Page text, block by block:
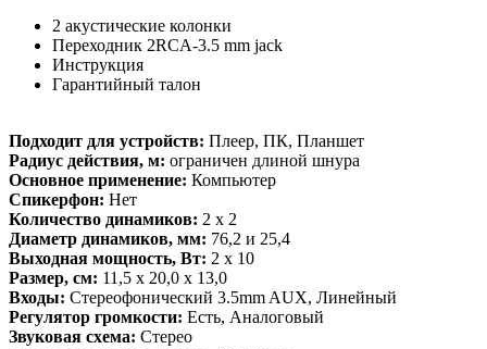
2 акустические колонки
Переходник 2RCA-3.5 mm jack
Инструкция
Гарантийный талон
Подходит для устройств: Плеер, ПК, Планшет
Радиус действия, м: ограничен длиной шнура
Основное применение: Компьютер
Спикерфон: Нет
Количество динамиков: 2 x 2
Диаметр динамиков, мм: 76,2 и 25,4
Выходная мощность, Вт: 2 x 10
Размер, см: 11,5 х 20,0 х 13,0
Входы: Стереофонический 3.5mm AUX, Линейный
Регулятор громкости: Есть, Аналоговый
Звуковая схема: Стерео